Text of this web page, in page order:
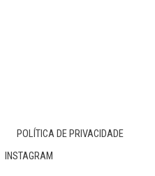
POLÍTICA DE PRIVACIDADE
INSTAGRAM